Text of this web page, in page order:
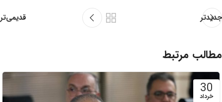
جدیدتر قدیمی‌تر
مطالب مرتبط
30
خرداد